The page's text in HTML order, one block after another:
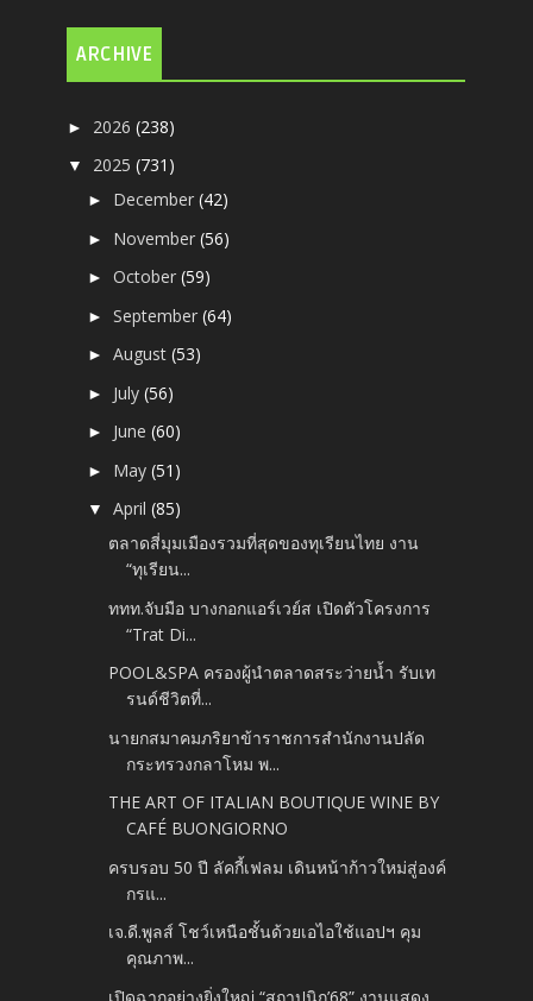
ARCHIVE
► 2026(238)
▼ 2025(731)
► December(42)
► November(56)
►October(59)
►September(64)
►August(53)
► July(56)
► June(60)
► May(51)
▼April(85)
ตลาดสี่มุมเมืองรวมที่สุดของทุเรียนไทย งาน
“ทุเรียน...
ททท.จับมือ บางกอกแอร์เวย์ส เปิดตัวโครงการ
“Trat Di...
POOL&SPA ครองผู้นำตลาดสระว่ายน้ำ รับเท
รนด์ชีวิตที่...
นายกสมาคมภริยาข้าราชการสำนักงานปลัด
กระทรวงกลาโหม พ...
THE ART OF ITALIAN BOUTIQUE WINE BY
CAFÉ BUONGIORNO
ครบรอบ 50 ปี ลัคกี้เฟลม เดินหน้าก้าวใหม่สู่องค์
กรแ...
เจ.ดี.พูลส์ โชว์เหนือชั้นด้วยเอไอใช้แอปฯ คุม
คุณภาพ...